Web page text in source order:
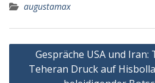
augustamax
Post
navigation
Gespräche USA und
Teheran Druck auf